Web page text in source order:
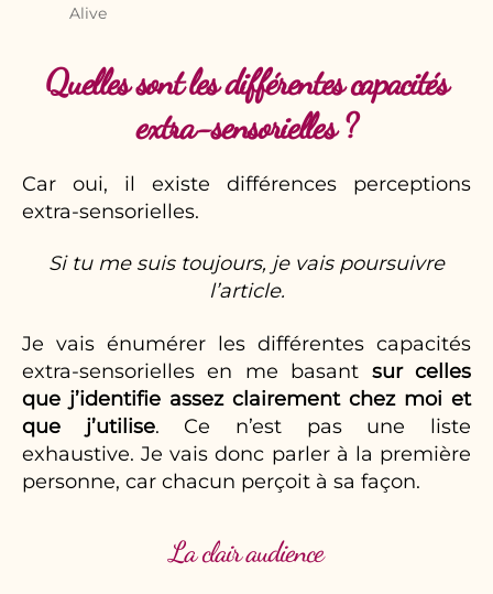
Alive
Quelles sont les différentes capacités
extra-sensorielles ?
Car oui, il existe différences perceptions
extra-sensorielles.
Si tu me suis toujours, je vais poursuivre
l’article.
Je vais énumérer les différentes capacités
extra-sensorielles en me basant sur celles
que j’identifie assez clairement chez moi et
que j’utilise. Ce n’est pas une liste
exhaustive. Je vais donc parler à la première
personne, car chacun perçoit à sa façon.
La clair audience